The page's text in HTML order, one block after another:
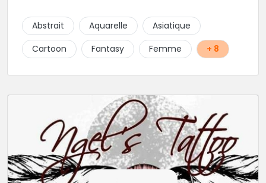
culture et traits fins. Foncez !
Abstrait Aquarelle
Asiatique
Cartoon
Fantasy Femme + 8